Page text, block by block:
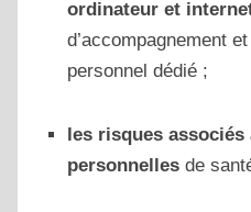
ordinateur et
d’accompagnement
personnel dédié ;
les risques associés
personnelles de